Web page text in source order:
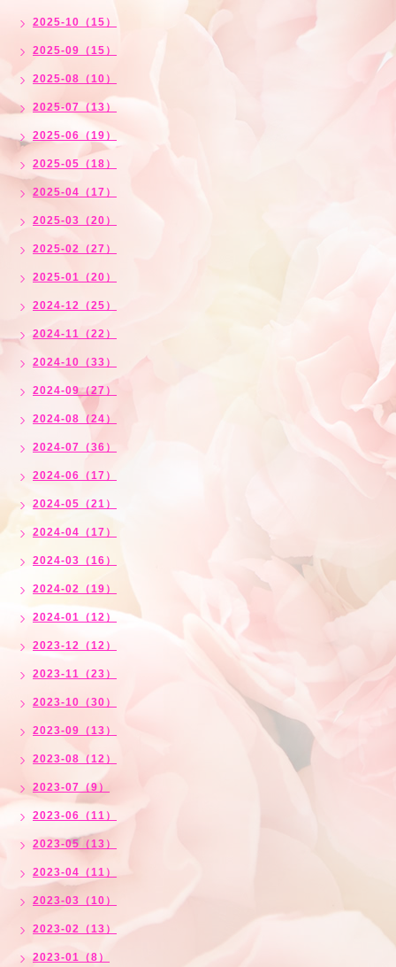
2025-10（15）
2025-09（15）
2025-08（10）
2025-07（13）
2025-06（19）
2025-05（18）
2025-04（17）
2025-03（20）
2025-02（27）
2025-01（20）
2024-12（25）
2024-11（22）
2024-10（33）
2024-09（27）
2024-08（24）
2024-07（36）
2024-06（17）
2024-05（21）
2024-04（17）
2024-03（16）
2024-02（19）
2024-01（12）
2023-12（12）
2023-11（23）
2023-10（30）
2023-09（13）
2023-08（12）
2023-07（9）
2023-06（11）
2023-05（13）
2023-04（11）
2023-03（10）
2023-02（13）
2023-01（8）